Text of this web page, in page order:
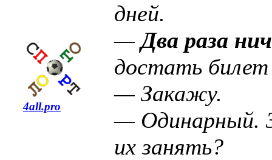
4all.pro
дней.
—Два раза
достать
— Закажу.
— Одинарный.
их занять?